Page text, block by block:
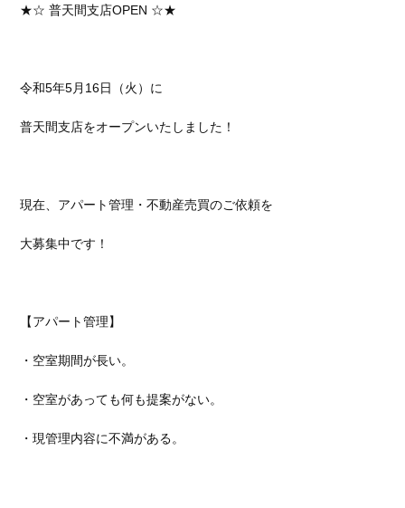
★☆ 普天間支店OPEN ☆★
令和5年5月16日（火）に
普天間支店をオープンいたしました！
現在、アパート管理・不動産売買のご依頼を
大募集中です！
【アパート管理】
・空室期間が長い。
・空室があっても何も提案がない。
・現管理内容に不満がある。